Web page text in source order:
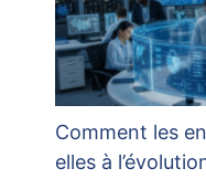
Comment les
elles à